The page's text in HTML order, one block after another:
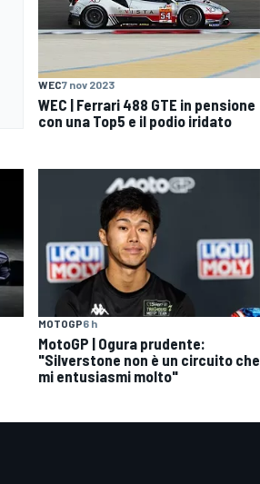
WEC7 nov 2023
WEC | Ferrari 488 GTE in pensione
con una Top5 e il podio iridato
MOTOGP6 h
MotoGP | Ogura prudente:
"Silverstone non è un circuito che
mi entusiasmi molto"